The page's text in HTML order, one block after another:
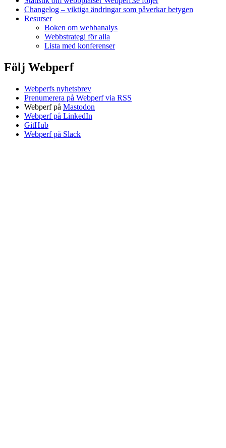
Changelog – viktiga ändringar som påverkar betygen
Resurser
Boken om webbanalys
Webbstrategi för alla
Lista med konferenser
Följ Webperf
Webperfs nyhetsbrev
Prenumerera på Webperf via RSS
Webperf på Mastodon
Webperf på LinkedIn
GitHub
Webperf på Slack